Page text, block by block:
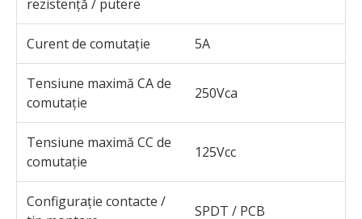
rezistență / putere
Curent de comutație 5A
Tensiune maximă CA de
comutație
250Vca
Tensiune maximă CC de
comutație
125Vcc
Configurație contacte /
SPDT / PCB